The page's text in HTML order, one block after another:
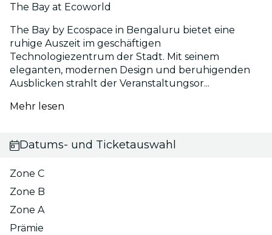
The Bay at Ecoworld
The Bay by Ecospace in Bengaluru bietet eine
ruhige Auszeit im geschäftigen
Technologiezentrum der Stadt. Mit seinem
eleganten, modernen Design und beruhigenden
Ausblicken strahlt der Veranstaltungsor...
Mehr lesen
Datums- und Ticketauswahl
Zone C
Zone B
Zone A
Prämie